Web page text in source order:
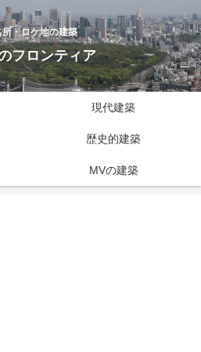
所・ロケ地の建築
フロンティア
現代建築
歴史的建築
MVの建築